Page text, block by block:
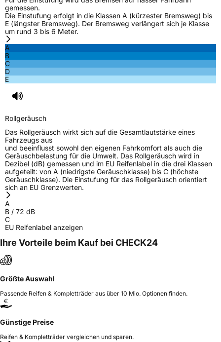
3PMSF / Schneeflockensymbol / Alpine-Symbol Nein
Eisgrip
Allgemeine Produktsicherheit (GPSR)
Herstellerkontakt
in der EU
www.yongshenggroup.com, +5466920781
gemessen.
Die Einstufung erfolgt in die Klassen A (kürzester Bremsweg) bis
E (längster Bremsweg). Der Bremsweg verlängert sich je Klasse
um rund 3 bis 6 Meter.
A
B
C
D
E
Rollgeräusch
Das Rollgeräusch wirkt sich auf die Gesamtlautstärke eines
Fahrzeugs aus
und beeinflusst sowohl den eigenen Fahrkomfort als auch die
Geräuschbelastung für die Umwelt. Das Rollgeräusch wird in
Dezibel (dB) gemessen und im EU Reifenlabel in die drei Klassen
aufgeteilt: von A (niedrigste Geräuschklasse) bis C (höchste
Geräuschklasse). Die Einstufung für das Rollgeräusch orientiert
sich an EU Grenzwerten.
A
B / 72 dB
C
EU Reifenlabel anzeigen
Ihre Vorteile beim Kauf bei CHECK24
Größte Auswahl
Passende Reifen & Kompletträder aus über 10 Mio. Optionen finden.
Günstige Preise
Reifen & Kompletträder vergleichen und sparen.